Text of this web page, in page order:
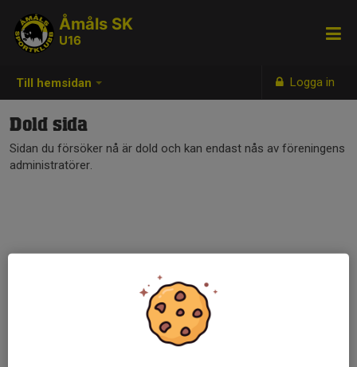
Till hemsidan Logga in
Åmåls SK
U16
Dold sida
Sidan du försöker nå är dold och kan endast nås av föreningens
administratörer.